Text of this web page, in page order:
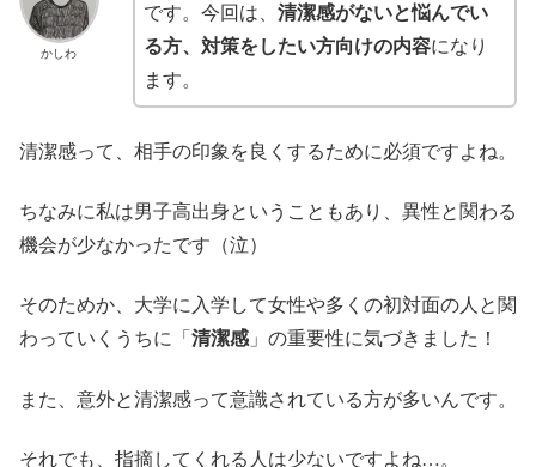
かしわ
です。今回は、 清潔感がないと悩んでい
る方、対策をしたい方向けの内容になり
ます。
清潔感って、相手の印象を良くするために必須ですよね。
ちなみに私は男子高出身ということもあり、異性と関わる
機会が少なかったです（泣）
そのためか、大学に入学して女性や多くの初対面の人と関
わっていくうちに「 清潔感」の重要性に気づきました！
また、意外と清潔感って意識されている方が多いんです。
それでも、指摘してくれる人は少ないですよね…。